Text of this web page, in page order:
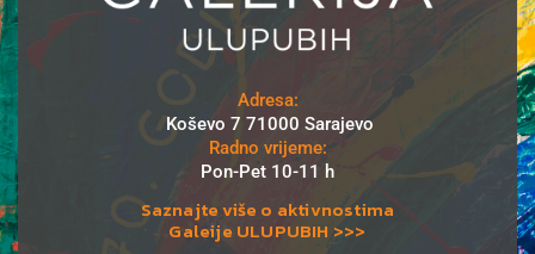
Adresa:
Koševo 7 71000 Sarajevo
Radno vrijeme:
Pon-Pet 10-11 h
Saznajte više o aktivnostima
Galeije ULUPUBIH >>>